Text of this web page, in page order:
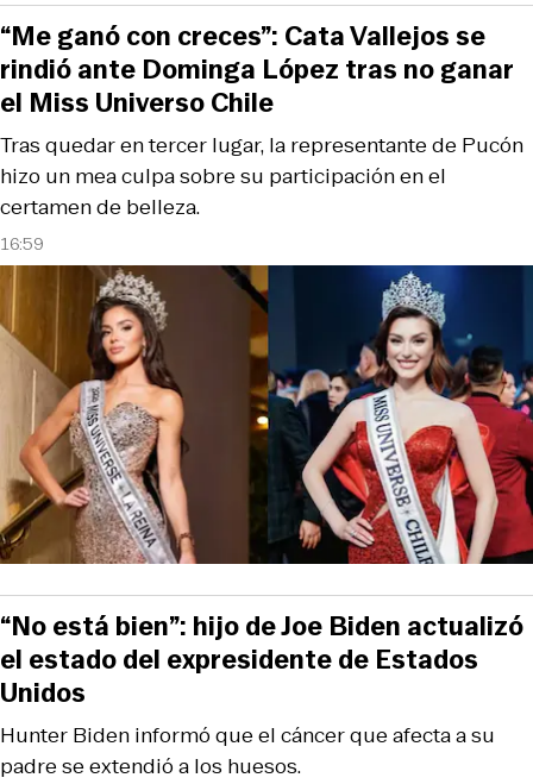
16:59
Tras quedar en tercer lugar, la representante de Pucón
hizo un mea culpa sobre su participación en el
certamen de belleza.
“Me ganó con creces”: Cata Vallejos se
rindió ante Dominga López tras no ganar
el Miss Universo Chile
Hunter Biden informó que el cáncer que afecta a su
padre se extendió a los huesos.
“No está bien”: hijo de Joe Biden actualizó
el estado del expresidente de Estados
Unidos